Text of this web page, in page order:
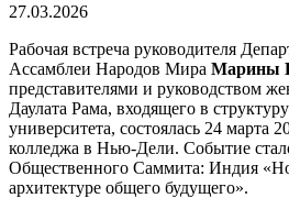
27.03.2026
Рабочая встреча руководителя
Ассамблеи Народов Мира Марины
представителями и руководством
Даулата Рама, входящего в
университета, состоялась 24 марта
колледжа в Нью-Дели. Событие
Общественного Саммита: Индия
архитектуре общего будущего».